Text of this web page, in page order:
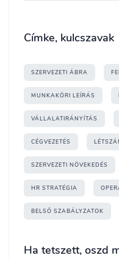
Címke, kulcszavak
SZERVEZETI ÁBRA
MUNKAKÖRI LEÍRÁS
VÁLLALATIRÁNYÍTÁS
CÉGVEZETÉS
SZERVEZETI NÖVEKEDÉS
HR STRATÉGIA
BELSŐ SZABÁLYZATOK
Ha tetszett, oszd